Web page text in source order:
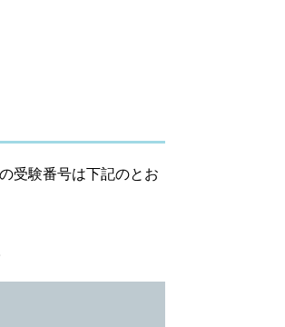
受験番号は下記のとお